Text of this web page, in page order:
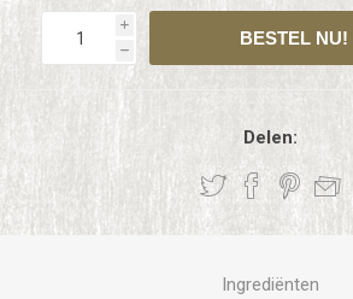
i
h
Delen:
Ingrediënten